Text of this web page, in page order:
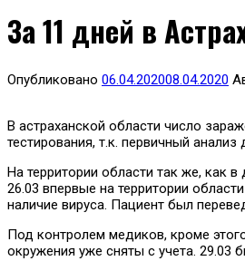
За 11 дней в
Опубликовано 06.04.202008.04.2020
В астраханской области число
тестирования, т.к. первичный
На территории области так же, как
26.03 впервые на территории
наличие вируса. Пациент был
Под контролем медиков, кроме
окружения уже сняты с учета. 29.03